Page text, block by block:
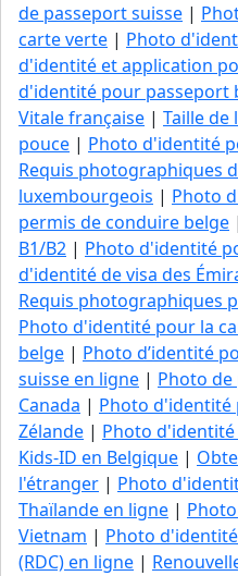
de passeport suisse |
carte verte | Photo
d'identité et application
d'identité pour passeport
Vitale française | Taille de
pouce | Photo d'identité
Requis photographiques
luxembourgeois | Photo
permis de conduire belge |
B1/B2 | Photo d'identité
d'identité de visa des
Requis photographiques
Photo d'identité pour la
belge | Photo d’identité
suisse en ligne | Photo
Canada | Photo d'identité
Zélande | Photo
Kids-ID en Belgique |
l'étranger | Photo
Thaïlande en ligne |
Vietnam | Photo
(RDC) en ligne |